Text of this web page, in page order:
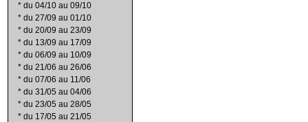
* du 04/10 au 09/10
* du 27/09 au 01/10
* du 20/09 au 23/09
* du 13/09 au 17/09
* du 06/09 au 10/09
* du 21/06 au 26/06
* du 07/06 au 11/06
* du 31/05 au 04/06
* du 23/05 au 28/05
* du 17/05 au 21/05